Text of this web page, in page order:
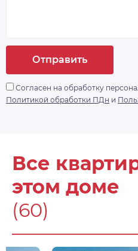
Отправить
Согласен на обработку
Политикой обработки ПДн и
Все
этом доме
(60)